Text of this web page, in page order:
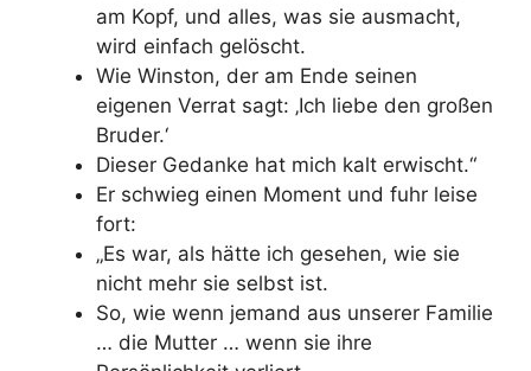
am Kopf, und alles, was sie ausmacht,
wird einfach gelöscht.
Wie Winston, der am Ende seinen
eigenen Verrat sagt: ‚Ich liebe den großen
Bruder.‘
Dieser Gedanke hat mich kalt erwischt.“
Er schwieg einen Moment und fuhr leise
fort:
„Es war, als hätte ich gesehen, wie sie
nicht mehr sie selbst ist.
So, wie wenn jemand aus unserer Familie
… die Mutter … wenn sie ihre